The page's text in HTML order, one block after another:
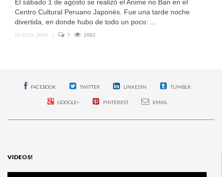
El sábado 1 de agosto se realizó el Anime no Ban en el
Centro Cultural Peruano Japonés. Fue una tarde noche
divertida, en donde hubo de todo un poco: ...
02 AGO, 2009 | 7 2682
FACEBOOK TWITTER LINKEDIN TUMBLR
GOOGLE+ PINTEREST EMAIL
VIDEOS!